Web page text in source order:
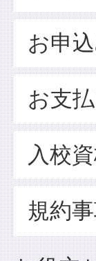
お申
お支
入校
規約